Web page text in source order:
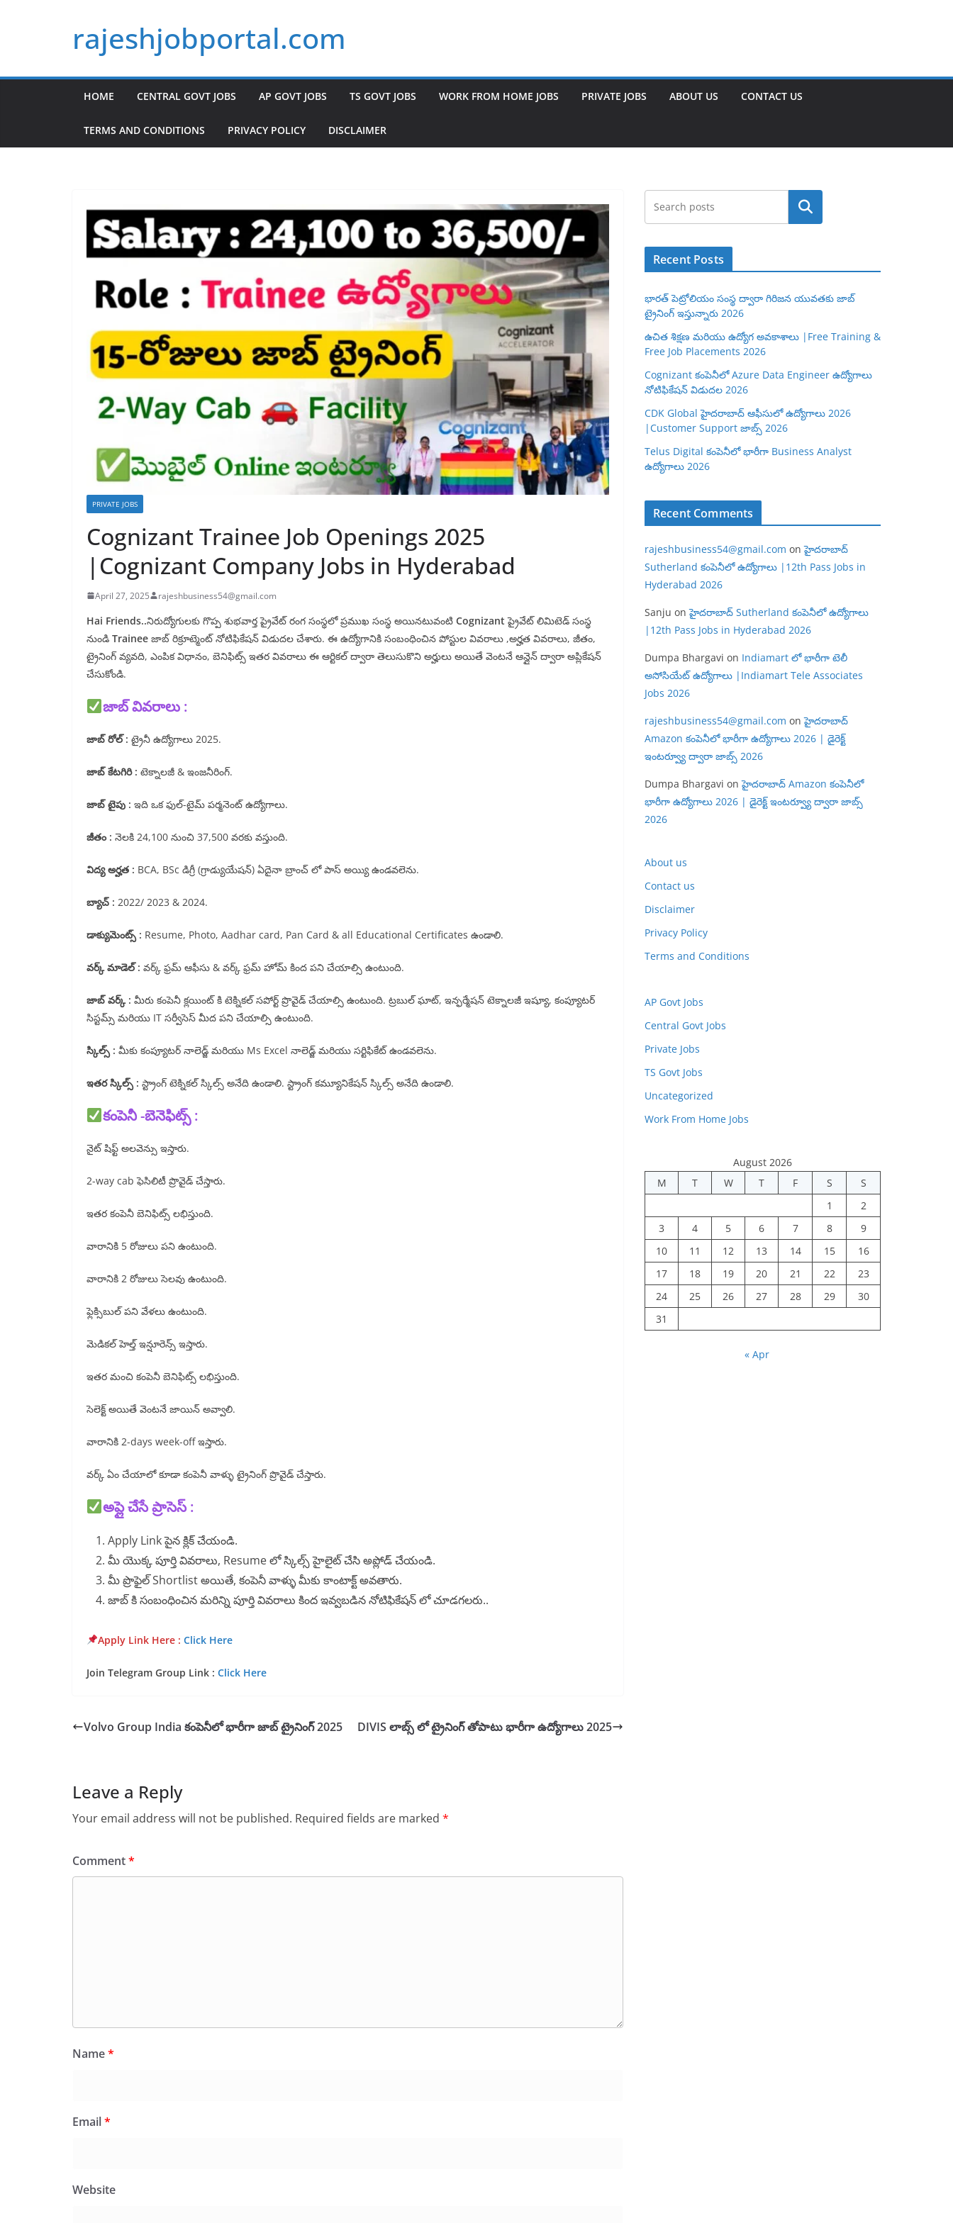
rajeshjobportal.com
HOME CENTRAL GOVT JOBS AP GOVT JOBS TS GOVT JOBS WORK FROM HOME JOBS PRIVATE JOBS ABOUT US CONTACT US
TERMS AND CONDITIONS PRIVACY POLICY DISCLAIMER
PRIVATE JOBS
Cognizant Trainee Job Openings 2025
|Cognizant Company Jobs in Hyderabad
April 27, 2025 rajeshbusiness54@gmail.com
Hai Friends..నిరుద్యోగులకు గొప్ప శుభవార్త ప్రైవేట్ రంగ సంస్థలో ప్రముఖ సంస్థ అయినటువంటి Cognizantప్రైవేట్ లిమిటెడ్ సంస్థ
నుండి Trainee జాబ్ రిక్రూట్మెంట్ నోటిఫికేషన్ విడుదల చేశారు. ఈ ఉద్యోగానికి సంబంధించిన పోస్టుల వివరాలు ,అర్హత వివరాలు, జీతం,
ట్రైనింగ్ వ్యవది, ఎంపిక విధానం, బెనిఫిట్స్ ఇతర వివరాలు ఈ ఆర్టికల్ ద్వారా తెలుసుకొని అర్హులు అయితే వెంటనే ఆన్లైన్ ద్వారా అప్లికేషన్
చేసుకోండి.
జాబ్ వివరాలు :
జాబ్ రోల్ : ట్రైనీ ఉద్యోగాలు 2025.
జాబ్ కేటగిరి : టెక్నాలజీ & ఇంజనీరింగ్.
జాబ్ టైపు : ఇది ఒక ఫుల్-టైమ్ పర్మనెంట్ ఉద్యోగాలు.
జీతం : నెలకి 24,100 నుంచి 37,500 వరకు వస్తుంది.
విద్య అర్హత : BCA, BSc డిగ్రీ (గ్రాడ్యుయేషన్) ఏదైనా బ్రాంచ్ లో పాస్ అయ్యి ఉండవలెను.
బ్యాచ్ : 2022/ 2023 & 2024.
డాక్యుమెంట్స్ : Resume, Photo, Aadhar card, Pan Card & all Educational Certificates ఉండాలి.
వర్క్ మాడెల్ : వర్క్ ఫ్రమ్ ఆఫీసు & వర్క్ ఫ్రమ్ హోమ్ కింద పని చేయాల్సి ఉంటుంది.
జాబ్ వర్క్ : మీరు కంపెనీ క్లయింట్ కి టెక్నికల్ సపోర్ట్ ప్రొవైడ్ చేయాల్సి ఉంటుంది. ట్రబుల్ ఘాట్, ఇన్ఫర్మేషన్ టెక్నాలజీ ఇష్యూ, కంప్యూటర్
సిస్టమ్స్ మరియు IT సర్వీసెస్ మీద పని చేయాల్సి ఉంటుంది.
స్కిల్స్ : మీకు కంప్యూటర్ నాలెడ్జ్ మరియు Ms Excel నాలెడ్జ్ మరియు సర్టిఫికేట్ ఉండవలెను.
ఇతర స్కిల్స్ : స్ట్రాంగ్ టెక్నికల్ స్కిల్స్ అనేది ఉండాలి. స్ట్రాంగ్ కమ్యూనికేషన్ స్కిల్స్ అనేది ఉండాలి.
కంపెనీ -బెనెఫిట్స్ :
నైట్ షిఫ్ట్ అలవెన్సు ఇస్తారు.
2-way cab ఫెసిలిటీ ప్రొవైడ్ చేస్తారు.
ఇతర కంపెనీ బెనిఫిట్స్ లభిస్తుంది.
వారానికి 5 రోజులు పని ఉంటుంది.
వారానికి 2 రోజులు సెలవు ఉంటుంది.
ఫ్లెక్సిబుల్ పని వేళలు ఉంటుంది.
మెడికల్ హెల్త్ ఇన్షూరెన్స్ ఇస్తారు.
ఇతర మంచి కంపెనీ బెనిఫిట్స్ లభిస్తుంది.
సెలెక్ట్ అయితే వెంటనే జాయిన్ అవ్వాలి.
వారానికి 2-days week-off ఇస్తారు.
వర్క్ ఏం చేయాలో కూడా కంపెనీ వాళ్ళు ట్రైనింగ్ ప్రొవైడ్ చేస్తారు.
అప్లై చేసే ప్రాసెస్ :
Apply Link పైన క్లిక్ చేయండి.
మీ యొక్క పూర్తి వివరాలు, Resume లో స్కిల్స్ హైలైట్ చేసి అప్లోడ్ చేయండి.
మీ ప్రొఫైల్ Shortlist అయితే, కంపెనీ వాళ్ళు మీకు కాంటాక్ట్ అవతారు.
జాబ్ కి సంబంధించిన మరిన్ని పూర్తి వివరాలు కింద ఇవ్వబడిన నోటిఫికేషన్ లో చూడగలరు..
Apply Link Here : Click Here
Join Telegram Group Link : Click Here
Volvo Group India కంపెనీలో భారీగా జాబ్ ట్రైనింగ్ 2025 DIVIS లాబ్స్ లో ట్రైనింగ్ తోపాటు భారీగా ఉద్యోగాలు 2025
Leave a Reply
Your email address will not be published. Required fields are marked *
Comment*
Name*
Email*
Website
Search
Recent Posts
భారత్ పెట్రోలియం సంస్థ ద్వారా గిరిజన యువతకు జాబ్
ట్రైనింగ్ ఇస్తున్నారు 2026
ఉచిత శిక్షణ మరియు ఉద్యోగ అవకాశాలు |Free Training &
Free Job Placements 2026
Cognizant కంపెనీలో Azure Data Engineer ఉద్యోగాలు
నోటిఫికేషన్ విడుదల 2026
CDK Global హైదరాబాద్ ఆఫీసులో ఉద్యోగాలు 2026
|Customer Support జాబ్స్ 2026
Telus Digital కంపెనీలో భారీగా Business Analyst
ఉద్యోగాలు 2026
Recent Comments
rajeshbusiness54@gmail.com onహైదరాబాద్
Sutherland కంపెనీలో ఉద్యోగాలు |12th Pass Jobs in
Hyderabad 2026
Sanju onహైదరాబాద్ Sutherland కంపెనీలో ఉద్యోగాలు
|12th Pass Jobs in Hyderabad 2026
Dumpa Bhargavi on Indiamart లో భారీగా టెలీ
అసోసియేట్ ఉద్యోగాలు |Indiamart Tele Associates
Jobs 2026
rajeshbusiness54@gmail.com onహైదరాబాద్
Amazon కంపెనీలో భారీగా ఉద్యోగాలు 2026 | డైరెక్ట్
ఇంటర్వ్యూ ద్వారా జాబ్స్ 2026
Dumpa Bhargavi onహైదరాబాద్ Amazon కంపెనీలో
భారీగా ఉద్యోగాలు 2026 | డైరెక్ట్ ఇంటర్వ్యూ ద్వారా జాబ్స్
2026
About us
Contact us
Disclaimer
Privacy Policy
Terms and Conditions
AP Govt Jobs
Central Govt Jobs
Private Jobs
TS Govt Jobs
Uncategorized
Work From Home Jobs
August 2026
M
T W T F S
S
1
2
3
4 5 6 7 8
9
10
11 12 13 14 15
16
17
18 19 20 21 22
23
24
25 26 27 28 29
30
31
« Apr